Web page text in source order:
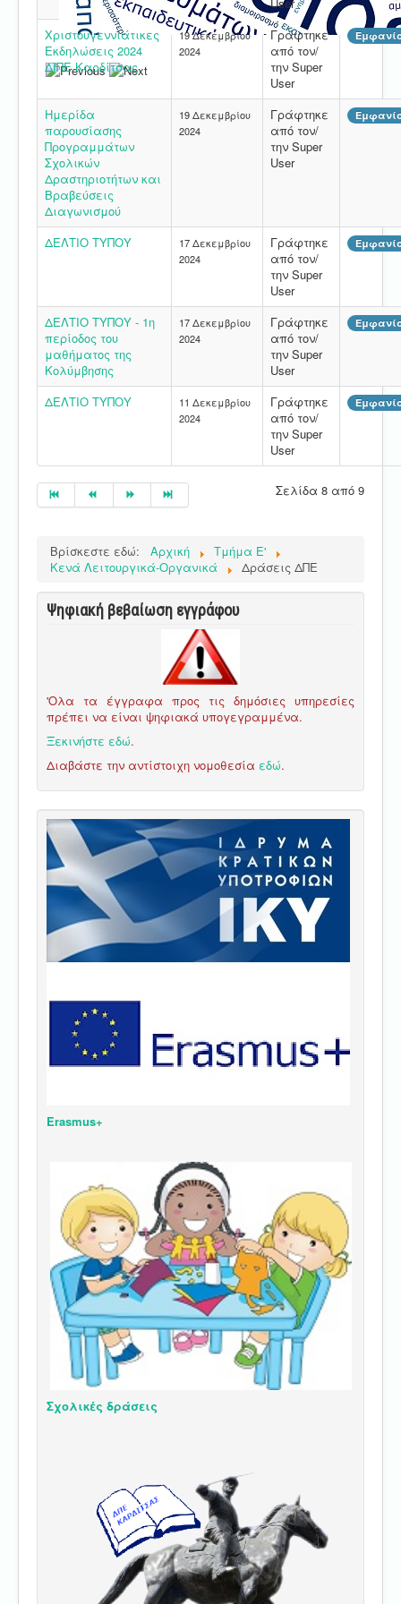
User
Χριστουγεννιάτικες
Εκδηλώσεις 2024
ΔΙΠΕ Καρδίτσας
19 Δεκεμβρίου
2024
Γράφτηκε
από τον/
την Super
User
Ημερίδα
παρουσίασης
Προγραμμάτων
Σχολικών
Δραστηριοτήτων και
Βραβεύσεις
Διαγωνισμού
19 Δεκεμβρίου
2024
Γράφτηκε
από τον/
την Super
User
ΔΕΛΤΙΟ ΤΥΠΟΥ
17 Δεκεμβρίου
2024
Γράφτηκε
από τον/
την Super
User
ΔΕΛΤΙΟ ΤΥΠΟΥ - 1η
περίοδος του
μαθήματος της
Κολύμβησης
17 Δεκεμβρίου
2024
Γράφτηκε
από τον/
την Super
User
ΔΕΛΤΙΟ ΤΥΠΟΥ
11 Δεκεμβρίου
2024
Γράφτηκε
από τον/
την Super
User
Σελίδα 8 από 9
Βρίσκεστε εδώ: Αρχική
Τμήμα E'
Κενά Λειτουργικά-Οργανικά
Δράσεις ΔΠΕ
Ψηφιακή βεβαίωση εγγράφου
'Ολα τα έγγραφα προς τις δημόσιες υπηρεσίες
πρέπει να είναι ψηφιακά υπογεγραμμένα.
Ξεκινήστε εδώ.
Διαβάστε την αντίστοιχη νομοθεσία εδώ.
Erasmus+
Σχολικές δράσεις